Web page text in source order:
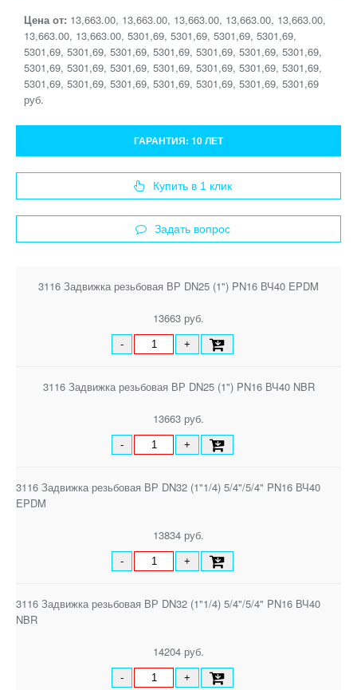
Цена от: 13,663.00, 13,663.00, 13,663.00, 13,663.00, 13,663.00,
13,663.00, 13,663.00, 5301,69, 5301,69, 5301,69, 5301,69,
5301,69, 5301,69, 5301,69, 5301,69, 5301,69, 5301,69, 5301,69,
5301,69, 5301,69, 5301,69, 5301,69, 5301,69, 5301,69, 5301,69,
5301,69, 5301,69, 5301,69, 5301,69, 5301,69, 5301,69, 5301,69
руб.
ГАРАНТИЯ: 10 ЛЕТ
Купить в 1 клик
Задать вопрос
3116 Задвижка резьбовая ВР DN25 (1") PN16 ВЧ40 EPDM
13663 руб.
- +
3116 Задвижка резьбовая ВР DN25 (1") PN16 ВЧ40 NBR
13663 руб.
- +
3116 Задвижка резьбовая ВР DN32 (1"1/4) 5/4"/5/4" PN16 ВЧ40
EPDM
13834 руб.
- +
3116 Задвижка резьбовая ВР DN32 (1"1/4) 5/4"/5/4" PN16 ВЧ40
NBR
14204 руб.
- +